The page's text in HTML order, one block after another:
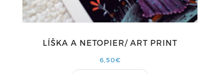
LÍŠKA A NETOPIER/ ART PRINT
6,50€